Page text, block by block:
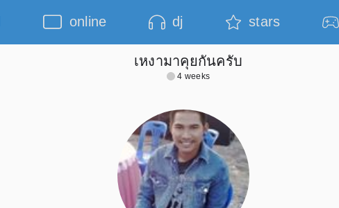
online dj stars
เหงามาคุยกันครับ
4 weeks